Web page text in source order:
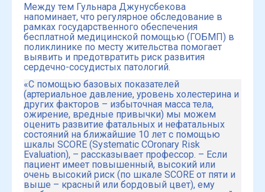
Между тем Гульнара Джунусбекова
напоминает, что регулярное обследование в
рамках государственного обеспечения
бесплатной медицинской помощью (ГОБМП) в
поликлинике по месту жительства помогает
выявить и предотвратить риск развития
сердечно-сосудистых патологий.
«С помощью базовых показателей
(артериальное давление, уровень холестерина и
других факторов – избыточная масса тела,
ожирение, вредные привычки) мы можем
оценить развитие фатальных и нефатальных
состояний на ближайшие 10 лет с помощью
шкалы SCORE (Systematic COronary Risk
Evaluation), – рассказывает профессор. – Если
пациент имеет повышенный, высокий или
очень высокий риск (по шкале SCORE от пяти и
выше – красный или бордовый цвет), ему